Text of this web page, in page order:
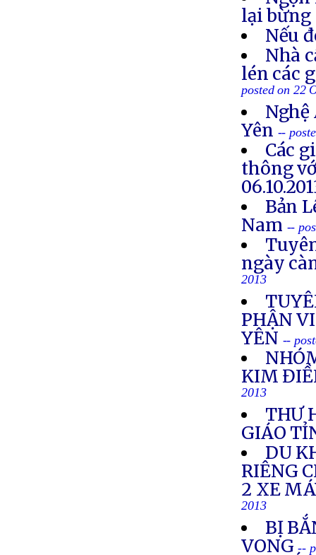
lại bừng
Nếu
Nhà
lén các
posted on 22
Nghệ
Yên --
Các
thông
Bản
Nam --
ngày
2013
PHẬN
YÊN --
KIM
2013
THƯ
GIÁO
DU
RIÊNG
2 XE
2013
BỊ
VONG --